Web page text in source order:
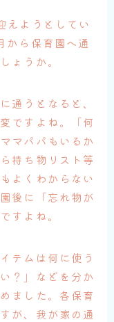
えようとしてい
から保育園へ通
ょうか。
通うとなると、
ですよね。「何
マパパもいるか
持ち物リスト等
よくわからない
後に「忘れ物が
すよね。
テムは何に使う
？」などを分か
ました。各保育
が、我が家の通